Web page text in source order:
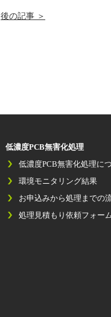
後の記事 ＞
低濃度PCB無害化処理
低濃度PCB無害化処理に
環境モニタリング結果
お申込みから処理までの
処理見積もり依頼フォー